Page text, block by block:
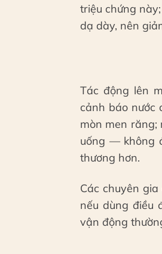
triệu chứng
dạ dày, nên
Tác động lên
cảnh báo nước
mòn men răng;
uống — không
thương hơn.
Các chuyên
nếu dùng điều
vận động